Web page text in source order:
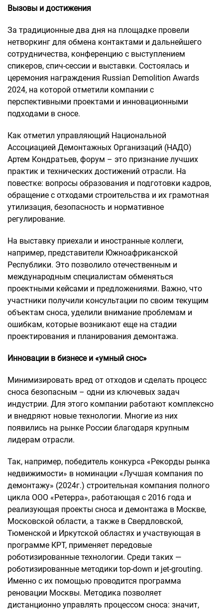
Вызовы и достижения
За традиционные два дня на площадке провели
нетворкинг для обмена контактами и дальнейшего
сотрудничества, конференцию с выступлением
спикеров, спич-сессии и выставки. Состоялась и
церемония награждения Russian Demolition Awards
2024, на которой отметили компании с
перспективными проектами и инновационными
подходами в сносе.
Как отметил управляющий Национальной
Ассоциацией Демонтажных Организаций (НАДО)
Артем Кондратьев, форум – это признание лучших
практик и технических достижений отрасли. На
повестке: вопросы образования и подготовки кадров,
обращение с отходами строительства и их грамотная
утилизация, безопасность и нормативное
регулирование.
На выставку приехали и иностранные коллеги,
например, представители Южноафриканской
Республики. Это позволило отечественным и
международным специалистам обменяться
проектными кейсами и предложениями. Важно, что
участники получили консультации по своим текущим
объектам сноса, уделили внимание проблемам и
ошибкам, которые возникают еще на стадии
проектирования и планирования демонтажа.
Инновации в бизнесе и «умный снос»
Минимизировать вред от отходов и сделать процесс
сноса безопасным – одни из ключевых задач
индустрии. Для этого компании работают комплексно
и внедряют новые технологии. Многие из них
появились на рынке России благодаря крупным
лидерам отрасли.
Так, например, победитель конкурса «Рекорды рынка
недвижимости» в номинации «Лучшая компания по
демонтажу» (2024г.) строительная компания полного
цикла ООО «Ретерра», работающая с 2016 года и
реализующая проекты сноса и демонтажа в Москве,
Московской области, а также в Свердловской,
Тюменской и Иркутской областях и участвующая в
программе КРТ, применяет передовые
роботизированные технологии. Среди таких —
роботизированные методики top-down и jet-grouting.
Именно с их помощью проводится программа
реновации Москвы. Методика позволяет
дистанционно управлять процессом сноса: значит,